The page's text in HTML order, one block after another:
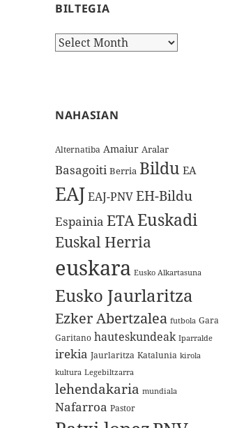
BILTEGIA
Biltegia
NAHASIAN
Alternatiba Amaiur Aralar
Basagoiti Berria Bildu EA
EAJEAJ-PNVEH-Bildu
Espainia ETAEuskadi
Euskal Herria
euskara Eusko Alkartasuna
Eusko Jaurlaritza
Ezker Abertzalea futbola Gara
Garitano hauteskundeak Iparralde
irekia Jaurlaritza Katalunia kirola
kultura Legebiltzarra
lehendakaria mundiala
Nafarroa Pastor